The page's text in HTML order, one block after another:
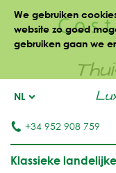
We gebruiken
website zo goed
gebruiken gaan we
NL
+34 952 908 759
Klassieke